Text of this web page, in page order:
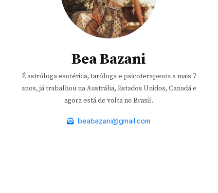
Bea Bazani
É astróloga esotérica, taróloga e psicoterapeuta a mais 7
anos, já trabalhou na Austrália, Estados Unidos, Canadá e
agora está de volta no Brasil.
beabazani@gmail.com